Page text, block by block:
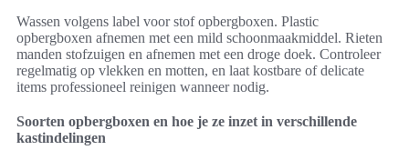
Wassen volgens label voor stof opbergboxen. Plastic
opbergboxen afnemen met een mild schoonmaakmiddel. Rieten
manden stofzuigen en afnemen met een droge doek. Controleer
regelmatig op vlekken en motten, en laat kostbare of delicate
items professioneel reinigen wanneer nodig.
Soorten opbergboxen en hoe je ze inzet in verschillende
kastindelingen